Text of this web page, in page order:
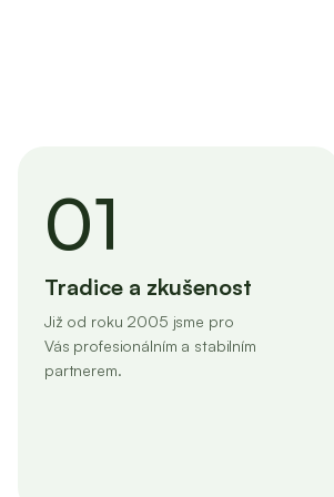
01
Tradice a zkušenost
Již od roku 2005 jsme pro
Vás profesionálním a stabilním
partnerem.